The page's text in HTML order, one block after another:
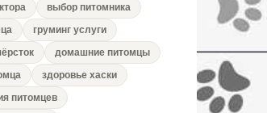
выбор питомника
груминг услуги
домашние питомцы
здоровье хаски
питомцев